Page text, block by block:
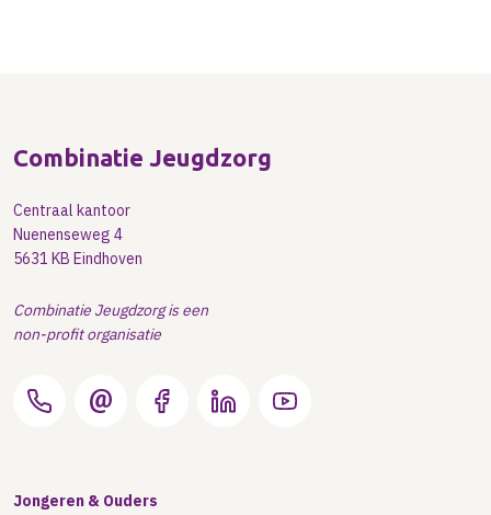
Combinatie Jeugdzorg
Centraal kantoor
Nuenenseweg 4
5631 KB Eindhoven
Combinatie Jeugdzorg is een
non-profit organisatie
Jongeren & Ouders